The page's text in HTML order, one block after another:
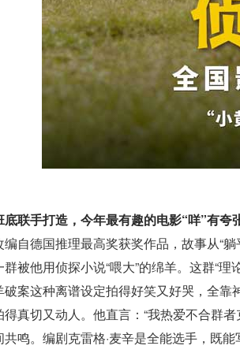
底联手打造，今年最有趣的电影“咩”有夸
编自德国推理最高奖获奖作品，故事从“
群被他用侦探小说“喂大”的绵羊。这群“
破案这种离谱设定拍得好笑又好哭，全靠
得真切又动人。他直言：“我热爱不合群
共鸣。编剧克雷格·麦辛是全能选手，既